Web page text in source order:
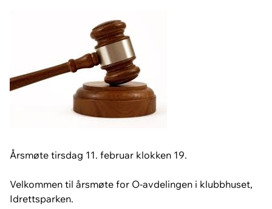
Årsmøte tirsdag 11. februar klokken 19.
Velkommen til årsmøte for O-avdelingen i klubbhuset,
Idrettsparken.